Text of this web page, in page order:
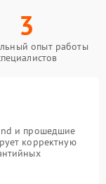
3
опыт работы
и прошедшие
корректную